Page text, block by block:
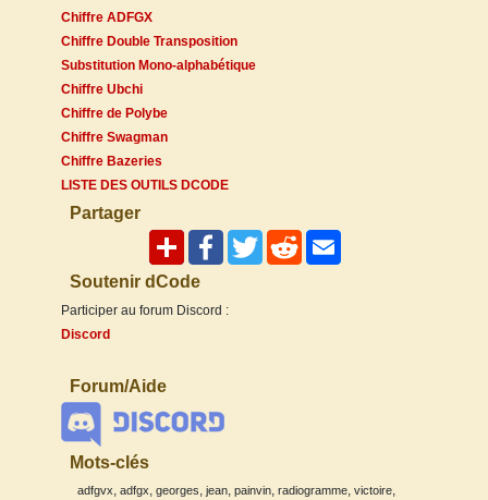
Chiffre ADFGX
Chiffre Double Transposition
Substitution Mono-alphabétique
Chiffre Ubchi
Chiffre de Polybe
Chiffre Swagman
Chiffre Bazeries
LISTE DES OUTILS DCODE
Partager
Soutenir dCode
Participer au forum Discord :
Discord
Forum/Aide
Mots-clés
adfgvx, adfgx, georges, jean, painvin, radiogramme, victoire,